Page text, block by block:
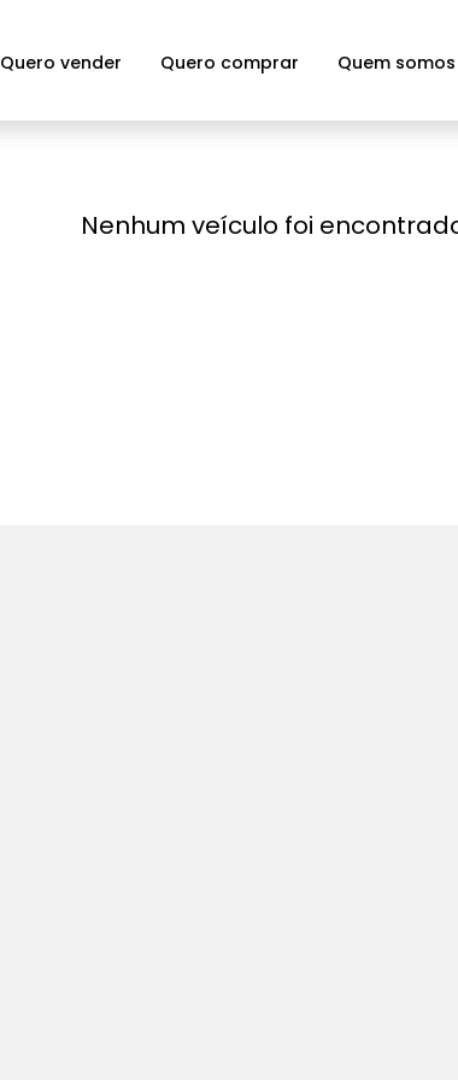
Quero vender Quero comprar Quem somos
Nenhum veículo foi